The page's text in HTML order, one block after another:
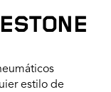
estilo de